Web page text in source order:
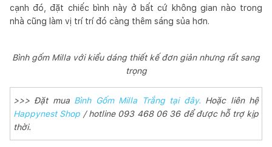
cạnh đó, đặt chiếc bình này ở bất cứ không gian nào trong
nhà cũng làm vị trí trí đó càng thêm sáng sủa hơn.
Bình gốm Milla với kiểu dáng thiết kế đơn giản nhưng rất sang
trọng
>>> Đặt mua Bình Gốm Milla Trắng tại đây. Hoặc liên hệ
Happynest Shop / hotline 093 468 06 36 để được hỗ trợ kịp
thời.